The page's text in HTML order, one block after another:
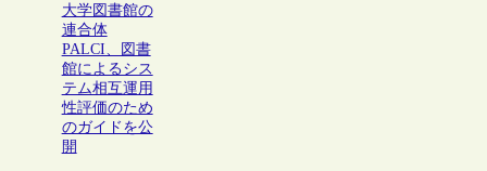
大学図書館の
連合体
PALCI、図書
館によるシス
テム相互運用
性評価のため
のガイドを公
開